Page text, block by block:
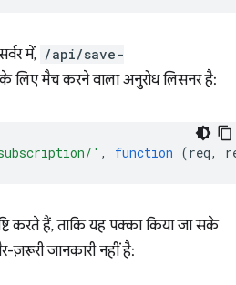
में, /api/save-
लिए मैच करने वाला अनुरोध लिसनर है:
' , function (req,
करते हैं, ताकि यह पक्का किया जा सके
जानकारी नहीं है: